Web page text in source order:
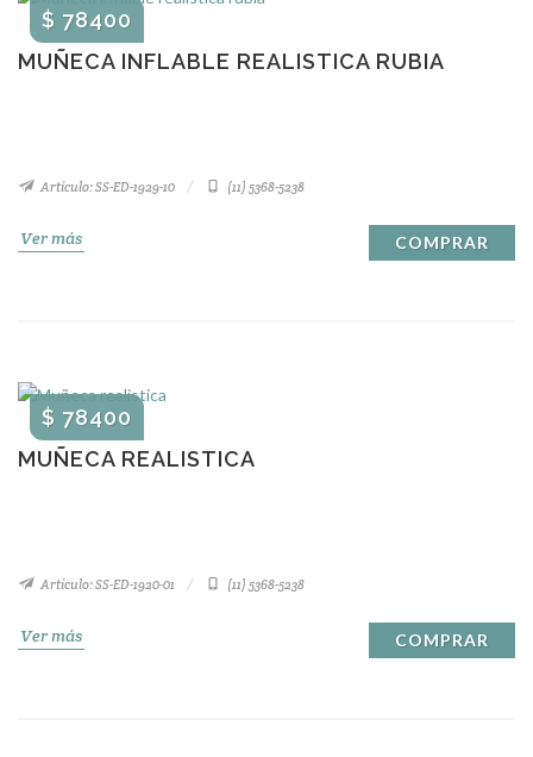
MUÑECA INFLABLE REALISTICA RUBIA
$ 78400
Artículo: SS-ED-1929-10 (11) 5368-5238
Ver más COMPRAR
MUÑECA REALISTICA
$ 78400
Artículo: SS-ED-1920-01 (11) 5368-5238
Ver más COMPRAR